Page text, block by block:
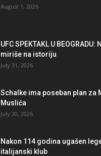
August 1, 2026
UFC SPEKTAKL U BEOGRADU:
miriše na istoriju
July 31, 2026
Schalke ima poseban plan za
Muslića
July 30, 2026
Nakon 114 godina ugašen
italijanski klub